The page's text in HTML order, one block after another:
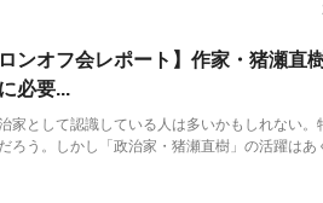
ンオフ会レポート】作家・猪瀬直
必要...
家として認識している人は多いかもしれない。
ろう。しかし「政治家・猪瀬直樹」の活躍は